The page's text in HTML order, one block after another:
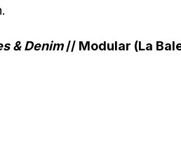
& Denim// Modular (La